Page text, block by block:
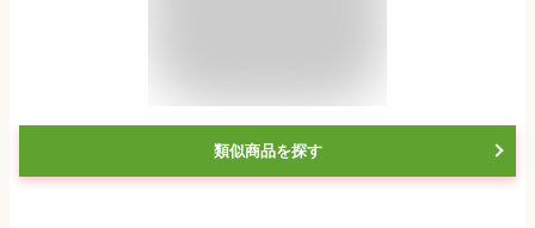
類似商品を探す